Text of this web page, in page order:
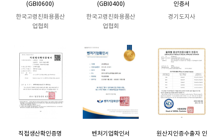
(GBI0600)
한국고령친화용품산
업협회
(GBI0400)
한국고령친화용품산
업협회
인증서
경기도지사
직접생산확인증명
벤처기업확인서
원산지인증수출자 인